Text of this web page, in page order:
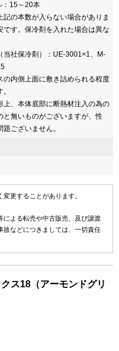
：15～20本
の本数が入らない場合がありま
です。保冷剤を入れた場合は異な
当社保冷剤）：UE-3001×1、M-
内側上面に敷き詰められる程度
、本体底部に断熱材注入の為の
と無いものがございますが、性
ございません。
更することがあります。
よる転売や中古販売、及び譲渡
故などにつきましては、一切責任
ス18（アーモンドグリ